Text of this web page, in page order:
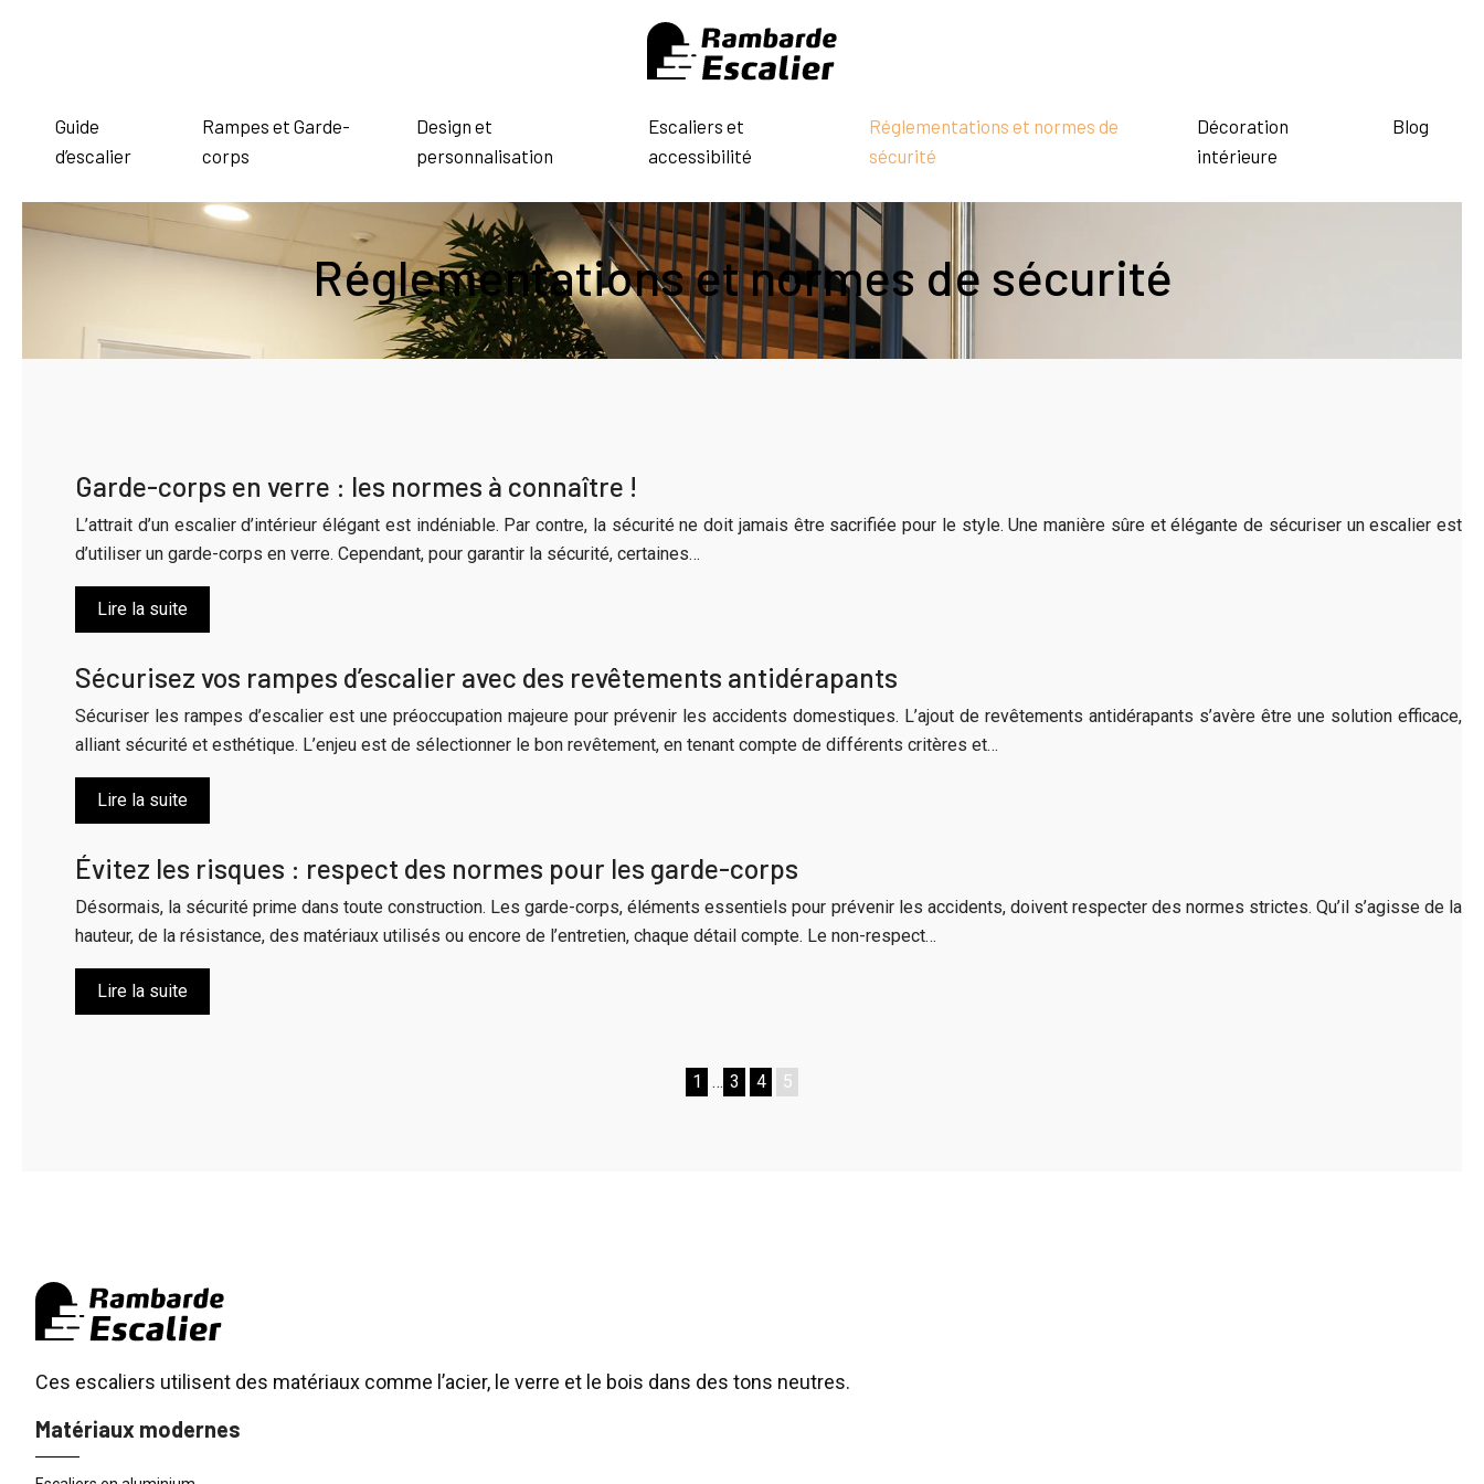
Guide
d’escalier
Rampes et Garde-
corps
Design et
personnalisation
Escaliers et
accessibilité
Réglementations et normes de
sécurité
Décoration
intérieure
Blog
Réglementations et normes de sécurité
Garde-corps en verre : les normes à connaître !
L’attrait d’un escalier d’intérieur élégant est indéniable. Par contre, la sécurité ne doit jamais être sacrifiée pour le style. Une manière sûre et élégante de sécuriser un escalier est
d’utiliser un garde-corps en verre. Cependant, pour garantir la sécurité, certaines…
Lire la suite
Sécurisez vos rampes d’escalier avec des revêtements antidérapants
Sécuriser les rampes d’escalier est une préoccupation majeure pour prévenir les accidents domestiques. L’ajout de revêtements antidérapants s’avère être une solution efficace,
alliant sécurité et esthétique. L’enjeu est de sélectionner le bon revêtement, en tenant compte de différents critères et…
Lire la suite
Évitez les risques : respect des normes pour les garde-corps
Désormais, la sécurité prime dans toute construction. Les garde-corps, éléments essentiels pour prévenir les accidents, doivent respecter des normes strictes. Qu’il s’agisse de la
hauteur, de la résistance, des matériaux utilisés ou encore de l’entretien, chaque détail compte. Le non-respect…
Lire la suite
1 … 3 4 5
Ces escaliers utilisent des matériaux comme l’acier, le verre et le bois dans des tons neutres.
Matériaux modernes